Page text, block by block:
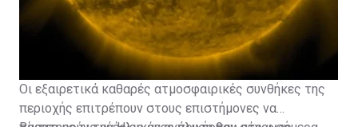
Οι εξαιρετικά καθαρές ατμοσφαιρικές συνθήκες της
περιοχής επιτρέπουν στους επιστήμονες να